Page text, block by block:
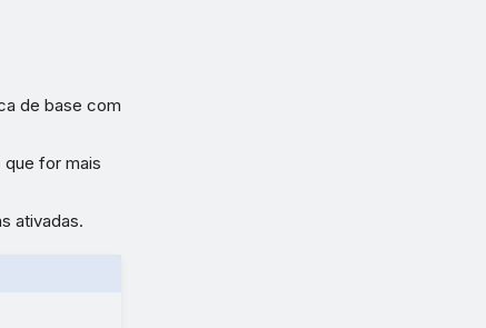
de base com
for mais
ativadas.